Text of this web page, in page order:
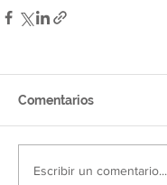
Comentarios
Escribir un comentario...